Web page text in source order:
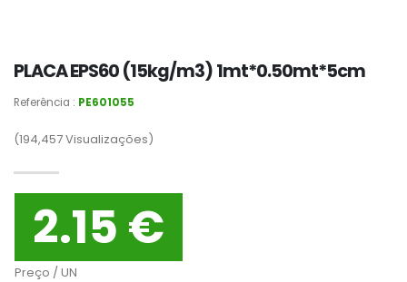
PLACA EPS60 (15kg/m3) 1mt*0.50mt*5cm
Referência : PE601055
(194,457Visualizações)
2.15 €
Preço / UN